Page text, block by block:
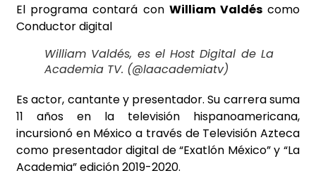
El programa contará con William Valdéscomo
Conductor digital
William Valdés, es el Host Digital de La
Academia TV. (@laacademiatv)
Es actor, cantante y presentador. Su carrera suma
11 años en la televisión hispanoamericana,
incursionó en México a través de Televisión Azteca
como presentador digital de “Exatlón México” y “La
Academia” edición 2019-2020.